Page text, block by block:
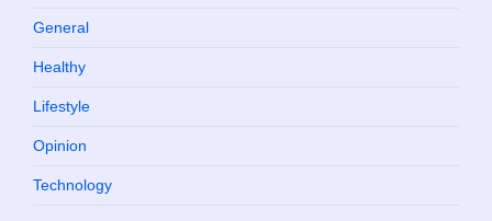
General
Healthy
Lifestyle
Opinion
Technology